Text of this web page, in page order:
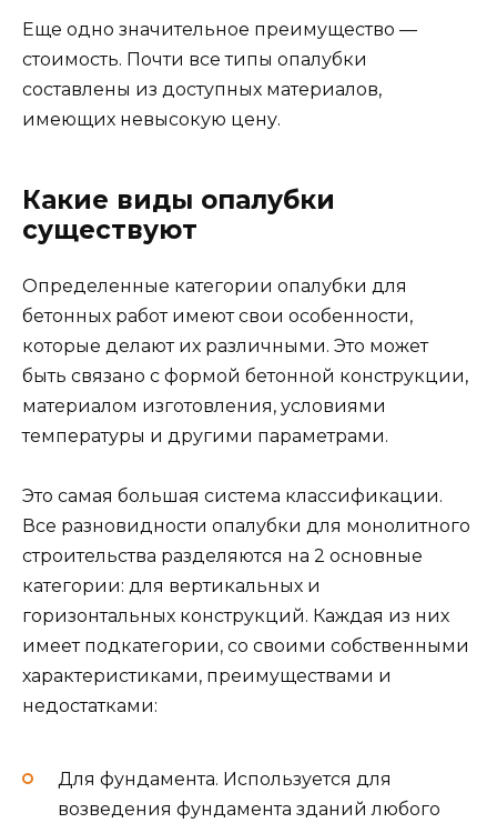
Еще одно значительное преимущество —
стоимость. Почти все типы опалубки
составлены из доступных материалов,
имеющих невысокую цену.
Какие виды опалубки
существуют
Определенные категории опалубки для
бетонных работ имеют свои особенности,
которые делают их различными. Это может
быть связано с формой бетонной конструкции,
материалом изготовления, условиями
температуры и другими параметрами.
Это самая большая система классификации.
Все разновидности опалубки для монолитного
строительства разделяются на 2 основные
категории: для вертикальных и
горизонтальных конструкций. Каждая из них
имеет подкатегории, со своими собственными
характеристиками, преимуществами и
недостатками:
Для фундамента. Используется для
возведения фундамента зданий любого